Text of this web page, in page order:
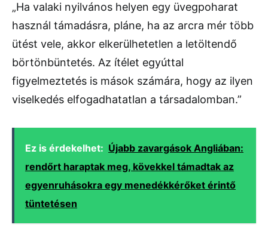
„Ha valaki nyilvános helyen egy üvegpoharat
használ támadásra, pláne, ha az arcra mér több
ütést vele, akkor elkerülhetetlen a letöltendő
börtönbüntetés. Az ítélet egyúttal
figyelmeztetés is mások számára, hogy az ilyen
viselkedés elfogadhatatlan a társadalomban.”
Ez is érdekelhet: Újabb zavargások Angliában:
rendőrt haraptak meg, kövekkel támadtak az
egyenruhásokra egy menedékkérőket érintő
tüntetésen